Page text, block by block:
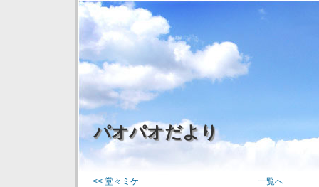
パオパオだより
<< 堂々ミケ 一覧へ